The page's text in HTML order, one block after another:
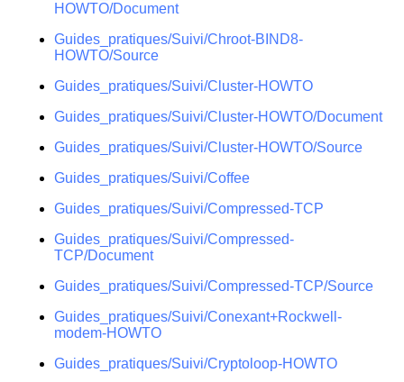
HOWTO/Document
Guides_pratiques/Suivi/Chroot-BIND8-
HOWTO/Source
Guides_pratiques/Suivi/Cluster-HOWTO
Guides_pratiques/Suivi/Cluster-HOWTO/Document
Guides_pratiques/Suivi/Cluster-HOWTO/Source
Guides_pratiques/Suivi/Coffee
Guides_pratiques/Suivi/Compressed-TCP
Guides_pratiques/Suivi/Compressed-
TCP/Document
Guides_pratiques/Suivi/Compressed-TCP/Source
Guides_pratiques/Suivi/Conexant+Rockwell-
modem-HOWTO
Guides_pratiques/Suivi/Cryptoloop-HOWTO